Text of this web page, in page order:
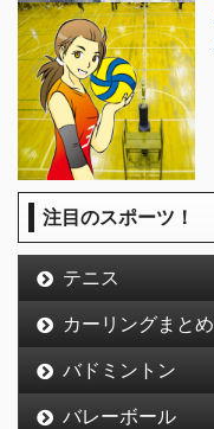
注目のスポーツ！
テニス
カーリングまとめ
バドミントン
バレーボール